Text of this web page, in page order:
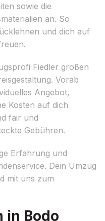
sowie die
an. So
und dich auf
Fiedler großen
Vorab
Angebot,
Kosten auf dich
fair und
Gebühren.
Erfahrung und
Dein Umzug
mit uns zum
in Bodo